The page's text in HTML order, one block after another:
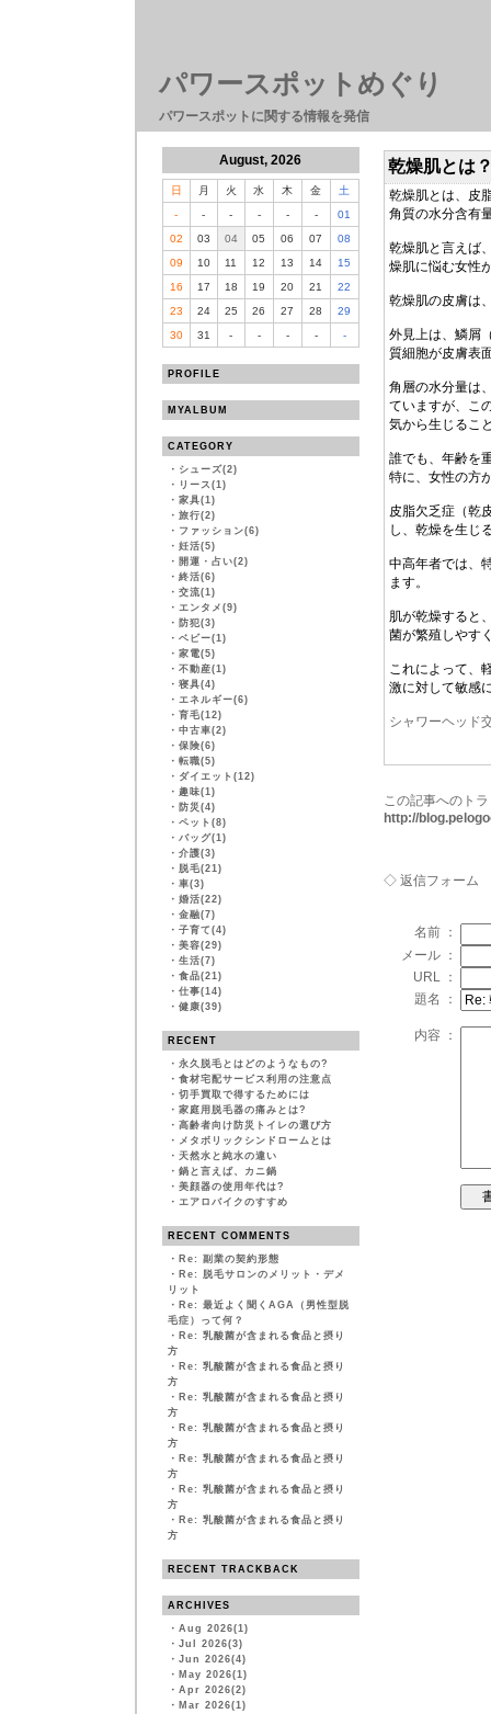
パワースポットめぐり
パワースポットに関する情報を発信
August, 2026
日 月 火 水 木 金
土
-
- - - - -
01
02
03 04 05 06 07
08
09
10 11 12 13 14
15
16
17 18 19 20 21
22
23
24 25 26 27 28
29
30
31 - - - - -
PROFILE
MYALBUM
CATEGORY
・ シューズ(2)
・ リース(1)
・ 家具(1)
・ 旅行(2)
・ ファッション(6)
・ 妊活(5)
・ 開運・占い(2)
・ 終活(6)
・ 交流(1)
・ エンタメ(9)
・ 防犯(3)
・ ベビー(1)
・ 家電(5)
・ 不動産(1)
・ 寝具(4)
・ エネルギー(6)
・ 育毛(12)
・ 中古車(2)
・ 保険(6)
・ 転職(5)
・ ダイエット(12)
・ 趣味(1)
・ 防災(4)
・ ペット(8)
・ バッグ(1)
・ 介護(3)
・ 脱毛(21)
・ 車(3)
・ 婚活(22)
・ 金融(7)
・ 子育て(4)
・ 美容(29)
・ 生活(7)
・ 食品(21)
・ 仕事(14)
・ 健康(39)
RECENT
・ 永久脱毛とはどのようなもの?
・ 食材宅配サービス利用の注意点
・ 切手買取で得するためには
・ 家庭用脱毛器の痛みとは?
・ 高齢者向け防災トイレの選び方
・ メタボリックシンドロームとは
・ 天然水と純水の違い
・ 鍋と言えば、カニ鍋
・ 美顔器の使用年代は?
・ エアロバイクのすすめ
RECENT COMMENTS
・ Re: 副業の契約形態
・ Re: 脱毛サロンのメリット・デメ
リット
・ Re: 最近よく聞くAGA（男性型脱
毛症）って何？
・ Re: 乳酸菌が含まれる食品と摂り
方
・ Re: 乳酸菌が含まれる食品と摂り
方
・ Re: 乳酸菌が含まれる食品と摂り
方
・ Re: 乳酸菌が含まれる食品と摂り
方
・ Re: 乳酸菌が含まれる食品と摂り
方
・ Re: 乳酸菌が含まれる食品と摂り
方
・ Re: 乳酸菌が含まれる食品と摂り
方
RECENT TRACKBACK
ARCHIVES
・ Aug 2026(1)
・ Jul 2026(3)
・ Jun 2026(4)
・ May 2026(1)
・ Apr 2026(2)
・ Mar 2026(1)
乾燥肌とは
乾燥肌とは、皮
角質の水分含有
乾燥肌と言えば
燥肌に悩む女性
乾燥肌の皮膚は
外見上は、鱗屑
質細胞が皮膚表
角層の水分量は
ていますが、こ
気から生じるこ
誰でも、年齢を
特に、女性の方
皮脂欠乏症（乾
し、乾燥を生じ
中高年者では、
ます。
肌が乾燥すると
菌が繁殖しやす
これによって、
激に対して敏感
シャワーヘッド
この記事へのト
http://
◇ 返信フォーム
名前 ：
メール ：
URL ：
題名 ：
内容 ：